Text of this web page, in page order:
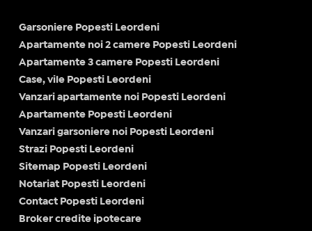
Garsoniere Popesti Leordeni
Apartamente noi 2 camere Popesti Leordeni
Apartamente 3 camere Popesti Leordeni
Case, vile Popesti Leordeni
Vanzari apartamente noi Popesti Leordeni
Apartamente Popesti Leordeni
Vanzari garsoniere noi Popesti Leordeni
Strazi Popesti Leordeni
Sitemap Popesti Leordeni
Notariat Popesti Leordeni
Contact Popesti Leordeni
Broker credite ipotecare